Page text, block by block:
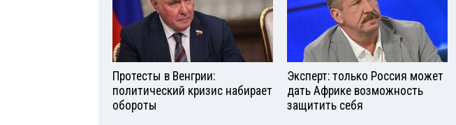
Протесты в Венгрии:
политический кризис набирает
обороты
Эксперт: только Россия может
дать Африке возможность
защитить себя